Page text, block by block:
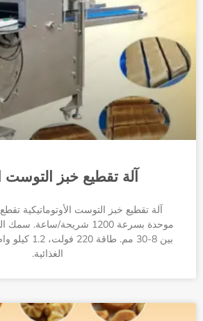
آلة تقطيع خبز التوست
آلة تقطيع خبز التوست الأوتوماتيكية
موحدة بسرعة 1200 شريحة/
بين 8-30 مم.
الغذائية.